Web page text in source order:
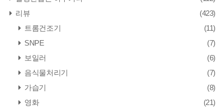
리뷰
(423)
트롬건조기
(11)
SNPE
(7)
보일러
(6)
음식물처리기
(7)
가습기
(8)
영화
(21)